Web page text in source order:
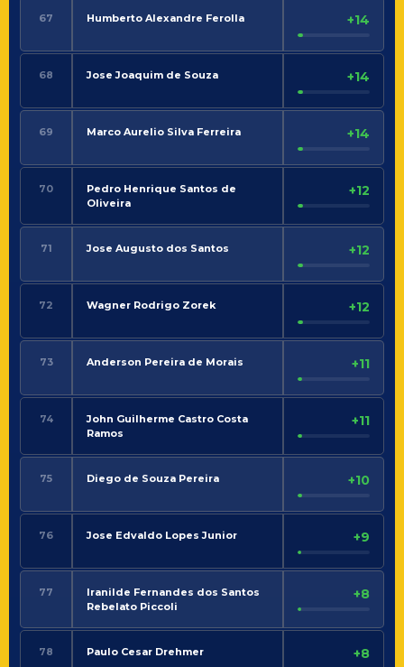
67 Humberto Alexandre Ferolla +14
68 Jose Joaquim de Souza +14
69 Marco Aurelio Silva Ferreira +14
70
Pedro Henrique Santos de
Oliveira
+12
71 Jose Augusto dos Santos +12
72 Wagner Rodrigo Zorek +12
73 Anderson Pereira de Morais +11
74
John Guilherme Castro Costa
Ramos
+11
75 Diego de Souza Pereira +10
76 Jose Edvaldo Lopes Junior +9
77
Iranilde Fernandes dos Santos
Rebelato Piccoli
+8
78 Paulo Cesar Drehmer +8